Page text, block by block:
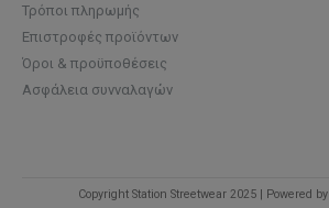
Τρόποι πληρωμής
Επιστροφές προϊόντων
Όροι & προϋποθέσεις
Ασφάλεια συνναλαγών
Copyright Station Streetwear 2025 | Powered by